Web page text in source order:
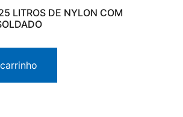
LITROS DE NYLON COM